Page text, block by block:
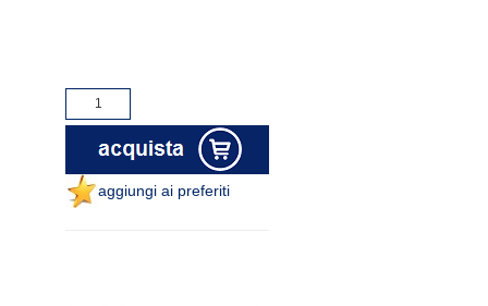
aggiungi ai preferiti